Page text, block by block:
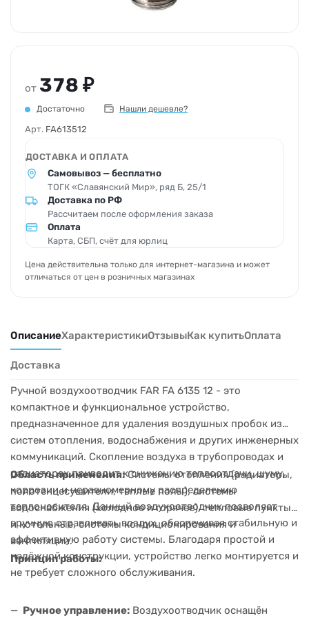
от 378 ₽
Достаточно Нашли дешевле?
Арт. FA613512
ДОСТАВКА И ОПЛАТА
Самовывоз — бесплатно
ТОГК «Славянский Мир», ряд Б, 25/1
Доставка по РФ
Рассчитаем после оформления заказа
Оплата
Карта, СБП, счёт для юрлиц
Цена действительна только для интернет-магазина и может
отличаться от цен в розничных магазинах
ОписаниеХарактеристикиОтзывыКак купитьОплата
Доставка
Ручной воздухоотводчик FAR FA 6135 12 - это
компактное и функциональное устройство,
предназначенное для удаления воздушных пробок из
систем отопления, водоснабжения и других инженерных
коммуникаций. Скопление воздуха в трубопроводах и
радиаторах приводит к снижению теплоотдачи, шуму,
коррозии и неравномерному распределению
теплоносителя. Данный воздухоотводчик позволяет
вручную стравливать воздух, обеспечивая стабильную и
эффективную работу системы. Благодаря простой и
надёжной конструкции, устройство легко монтируется и
не требует сложного обслуживания.
Область применения:Системы отопления (радиаторы,
полотенцесушители, теплые полы), системы
водоснабжения (холодное и горячее), тепловые пункты
и котельные, системы кондиционирования и
вентиляции.
Принцип работы:
Ручное управление: Воздухоотводчик оснащён